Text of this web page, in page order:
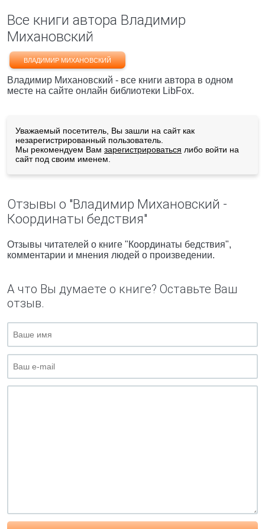
Все книги автора Владимир
Михановский
ВЛАДИМИР МИХАНОВСКИЙ
Владимир Михановский - все книги автора в одном
месте на сайте онлайн библиотеки LibFox.
Уважаемый посетитель, Вы зашли на сайт как
незарегистрированный пользователь.
Мы рекомендуем Вам зарегистрироваться либо войти на
сайт под своим именем.
Отзывы о "Владимир Михановский -
Координаты бедствия"
Отзывы читателей о книге "Координаты бедствия",
комментарии и мнения людей о произведении.
А что Вы думаете о книге? Оставьте Ваш
отзыв.